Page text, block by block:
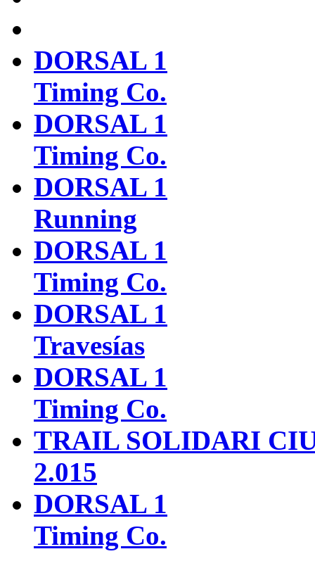
DORSAL 1
Timing Co.
DORSAL 1
Timing Co.
DORSAL 1
Running
DORSAL 1
Timing Co.
DORSAL 1
Travesías
DORSAL 1
Timing Co.
TRAIL SOLIDARI
2.015
DORSAL 1
Timing Co.